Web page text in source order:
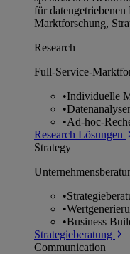
für
Marktforschung,
Research
Full-Service-
•Individuelle
•
•Ad-hoc-
Research Lösungen
Strategy
•
•
•Business
Strategieberatung
Communication